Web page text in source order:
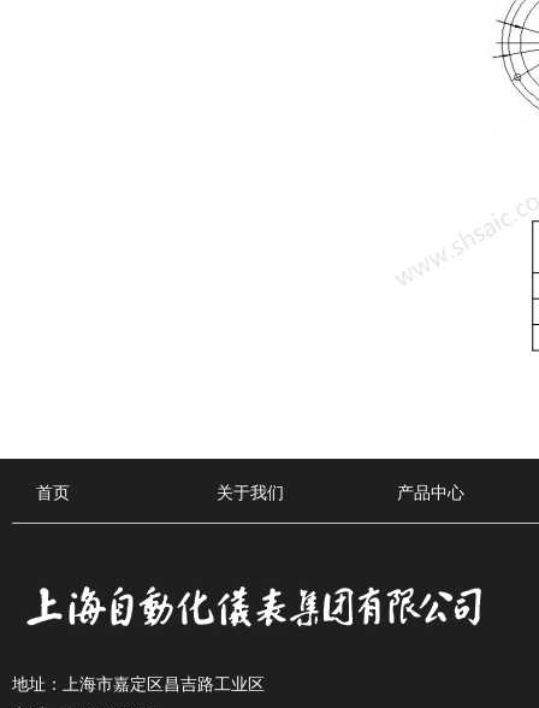
首页 关于我们 产品中心
地址：上海市嘉定区昌吉路工业区